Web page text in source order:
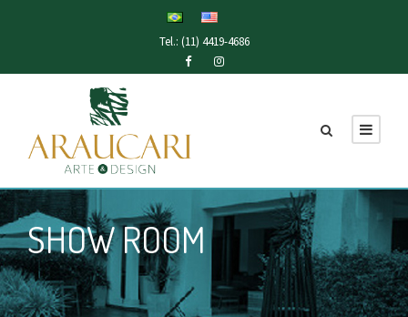
Tel.: (11) 4419-4686
SHOW ROOM